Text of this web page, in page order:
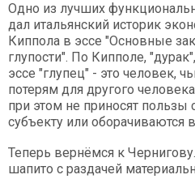
Одно из лучших
дал итальянский историк
Киппола в эссе "Основные
глупости". По Кипполе,
эссе "глупец" - это человек,
потерям для другого
при этом не приносят
субъекту или оборачиваются
Теперь вернёмся к
шапито с раздачей